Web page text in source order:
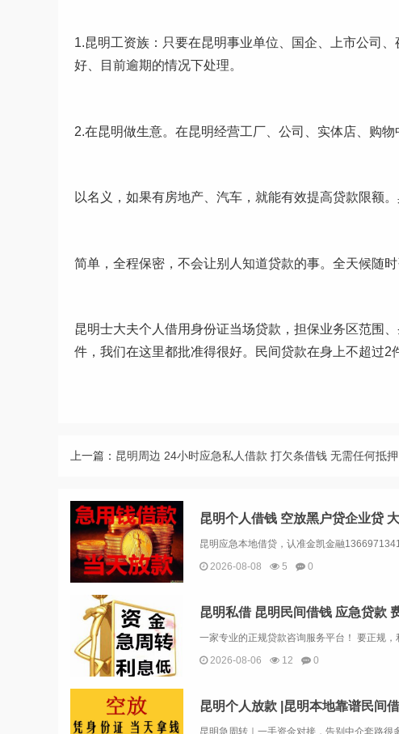
1.昆明工资族：只要在昆明事业单位、国企、上市公司
好、目前逾期的情况下处理。
2.在昆明做生意。在昆明经营工厂、公司、实体店、购
以名义，如果有房地产、汽车，就能有效提高贷款限额
简单，全程保密，不会让别人知道贷款的事。全天候随
昆明士大夫个人借用身份证当场贷款，担保业务区范围
件，我们在这里都批准得很好。民间贷款在身上不超过
上一篇： 昆明周边 24小时应急私人借款 打欠条借钱 无需任何抵押
2026-08-08
5 0
2026-08-06
12 0